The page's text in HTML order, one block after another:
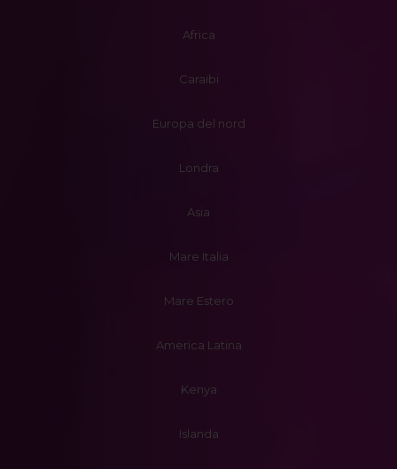
Africa
Caraibi
Europa del nord
Londra
Asia
Mare Italia
Mare Estero
America Latina
Kenya
Islanda